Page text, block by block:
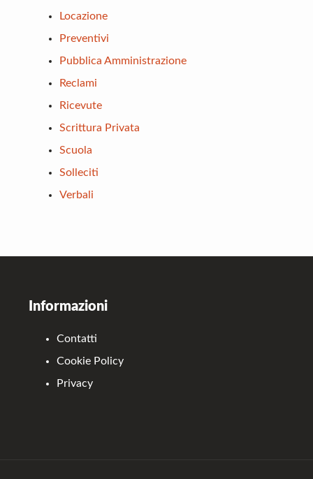
Locazione
Preventivi
Pubblica Amministrazione
Reclami
Ricevute
Scrittura Privata
Scuola
Solleciti
Verbali
Informazioni
Contatti
Cookie Policy
Privacy